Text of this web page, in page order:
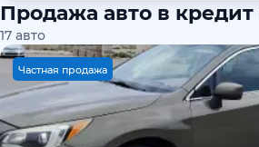
Продажа авто в
17 авто
Частная продажа